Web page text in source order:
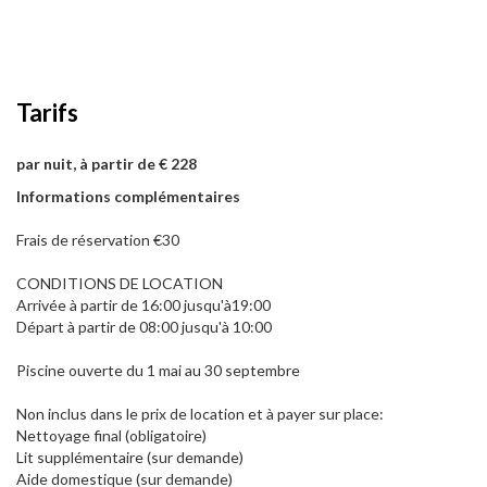
Tarifs
par nuit, à partir de € 228
Informations complémentaires
Frais de réservation €30
CONDITIONS DE LOCATION
Arrivée à partir de 16:00 jusqu'à19:00
Départ à partir de 08:00 jusqu'à 10:00
Piscine ouverte du 1 mai au 30 septembre
Non inclus dans le prix de location et à payer sur place:
Nettoyage final (obligatoire)
Lit supplémentaire (sur demande)
Aide domestique (sur demande)